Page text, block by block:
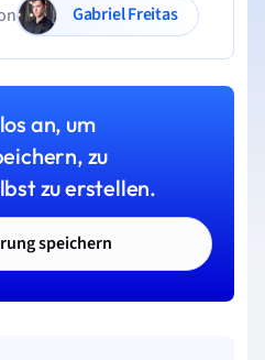
Gabriel Freitas
an, um
zu
zu erstellen.
speichern